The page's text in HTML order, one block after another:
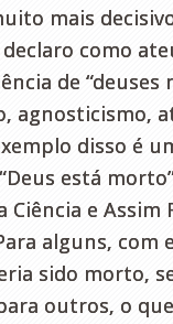
mais
como
de “deuses
agnosticismo,
disso é
está
Ciência e
alguns, com
sido morto,
outros, o